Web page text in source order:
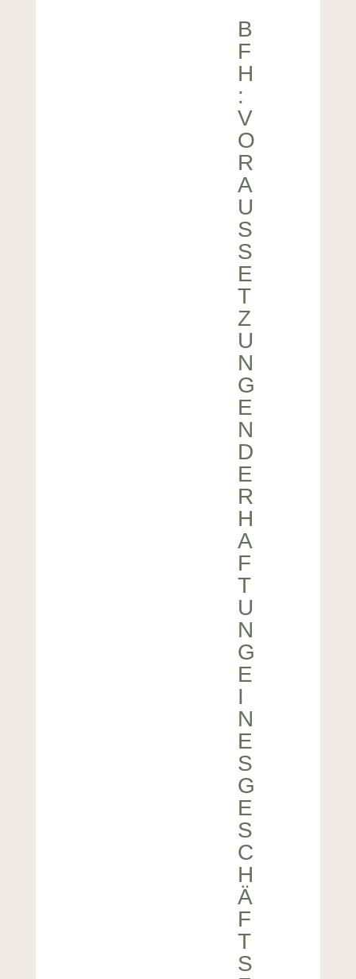
B
F
H
:
V
O
R
A
U
S
S
E
T
Z
U
N
G
E
N
D
E
R
H
A
F
T
U
N
G
E
I
N
E
S
G
E
S
C
H
Ä
F
T
S